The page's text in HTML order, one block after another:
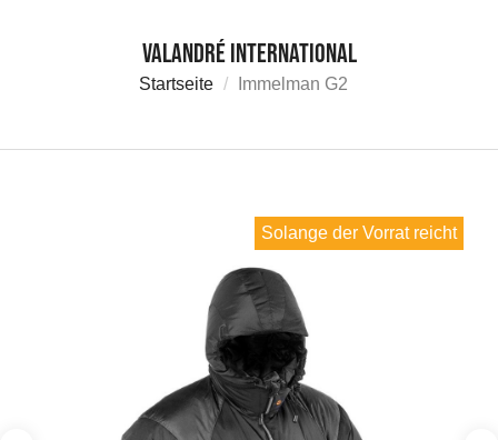
Valandré International
Startseite Immelman G2
Solange der Vorrat reicht